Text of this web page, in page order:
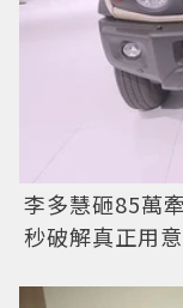
李多慧砸85萬
秒破解真正用意